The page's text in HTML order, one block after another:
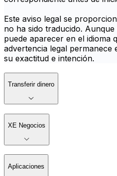
Este aviso legal se
no ha sido traducido.
puede aparecer en el idioma
advertencia legal permanece
su exactitud e intención.
Transferir dinero
XE Negocios
Aplicaciones